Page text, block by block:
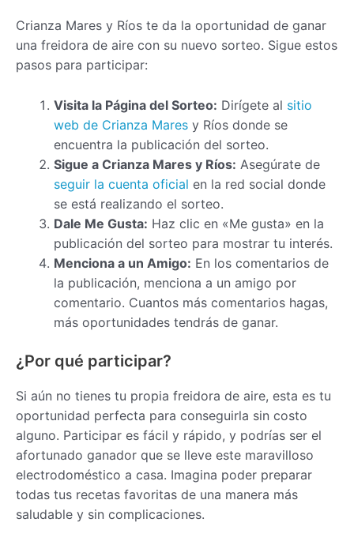
Crianza Mares y Ríos te da la oportunidad de ganar
una freidora de aire con su nuevo sorteo. Sigue estos
pasos para participar:
Visita la Página del Sorteo: Dirígete al sitio
web de Crianza Mares y Ríos donde se
encuentra la publicación del sorteo.
Sigue a Crianza Mares y Ríos: Asegúrate de
seguir la cuenta oficial en la red social donde
se está realizando el sorteo.
Dale Me Gusta: Haz clic en «Me gusta» en la
publicación del sorteo para mostrar tu interés.
Menciona a un Amigo: En los comentarios de
la publicación, menciona a un amigo por
comentario. Cuantos más comentarios hagas,
más oportunidades tendrás de ganar.
¿Por qué participar?
Si aún no tienes tu propia freidora de aire, esta es tu
oportunidad perfecta para conseguirla sin costo
alguno. Participar es fácil y rápido, y podrías ser el
afortunado ganador que se lleve este maravilloso
electrodoméstico a casa. Imagina poder preparar
todas tus recetas favoritas de una manera más
saludable y sin complicaciones.